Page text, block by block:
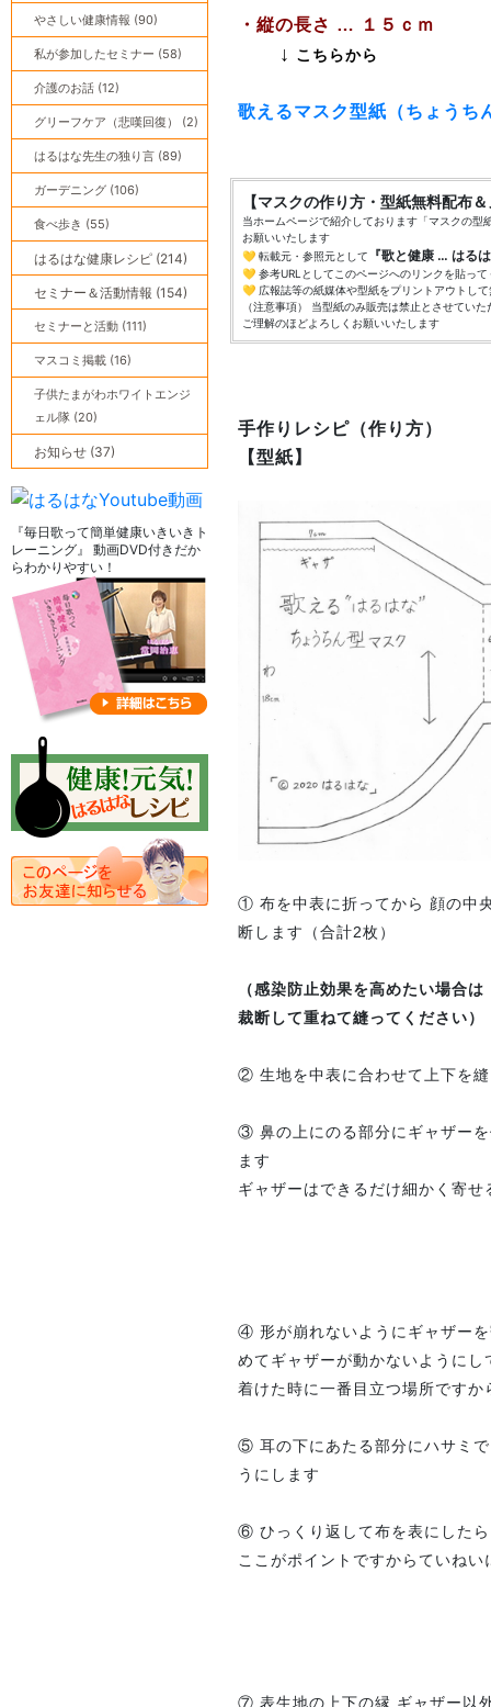
・縦の長さ … １５ｃｍ
↓ こちらから
歌えるマスク型紙（ちょうち
【マスクの作り方・型紙無料配布
当ホームページで紹介しております「マスクの
お願いいたします
💛 転載元・参照元として
『歌と健康 … はる
💛 参考URLとしてこのページへのリンクを貼って
💛 広報誌等の紙媒体や型紙をプリントアウトし
（注意事項） 当型紙のみ販売は禁止とさせていた
ご理解のほどよろしくお願いいたします
手作りレシピ（作り方）
【型紙】
① 布を中表に折ってから 顔の中
断します（合計2枚）
（感染防止効果を高めたい場合
裁断して重ねて縫ってください）
② 生地を中表に合わせて上下を
③ 鼻の上にのる部分にギャザー
ます
ギャザーはできるだけ細かく寄せ
④ 形が崩れないようにギャザー
めてギャザーが動かないように
着けた時に一番目立つ場所ですか
⑤ 耳の下にあたる部分にハサミ
うにします
⑥ ひっくり返して布を表にした
ここがポイントですからていねい
⑦ 表生地の上下の縁 ギャザー以
やさしい健康情報 (90)
私が参加したセミナー (58)
介護のお話 (12)
グリーフケア（悲嘆回復） (2)
はるはな先生の独り言 (89)
ガーデニング (106)
食べ歩き (55)
はるはな健康レシピ (214)
セミナー＆活動情報 (154)
セミナーと活動 (111)
マスコミ掲載 (16)
子供たまがわホワイトエンジ
ェル隊 (20)
お知らせ (37)
『毎日歌って簡単健康いきいきト
レーニング』 動画DVD付きだか
らわかりやすい！